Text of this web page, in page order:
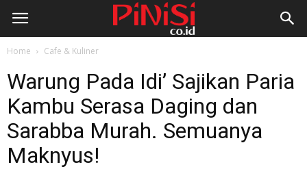
Home Cafe & Kuliner
Warung Pada Idi’ Sajikan Paria
Kambu Serasa Daging dan
Sarabba Murah. Semuanya
Maknyus!